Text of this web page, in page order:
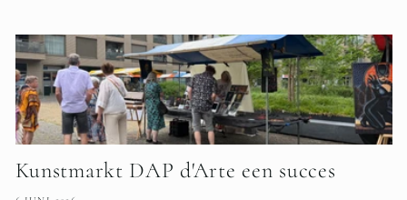
Kunstmarkt DAP d'Arte een succes